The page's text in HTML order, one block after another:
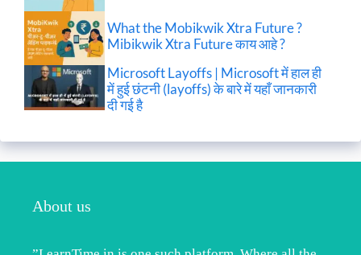
What the Mobikwik Xtra Future ?
Mibikwik Xtra Future काय आहे ?
Microsoft Layoffs | Microsoft में हाल ही
में हुई छंटनी (layoffs) के बारे में यहाँ जानकारी
दी गई है
About us